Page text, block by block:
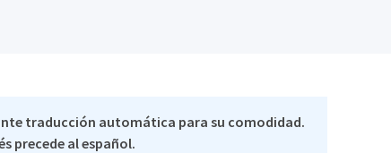
traducción automática para su comodidad.
precede al español.